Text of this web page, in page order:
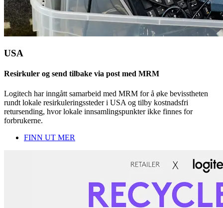
USA
Resirkuler og send tilbake via post med MRM
Logitech har inngått samarbeid med MRM for å øke bevisstheten
rundt lokale resirkuleringssteder i USA og tilby kostnadsfri
retursending, hvor lokale innsamlingspunkter ikke finnes for
forbrukerne.
FINN UT MER